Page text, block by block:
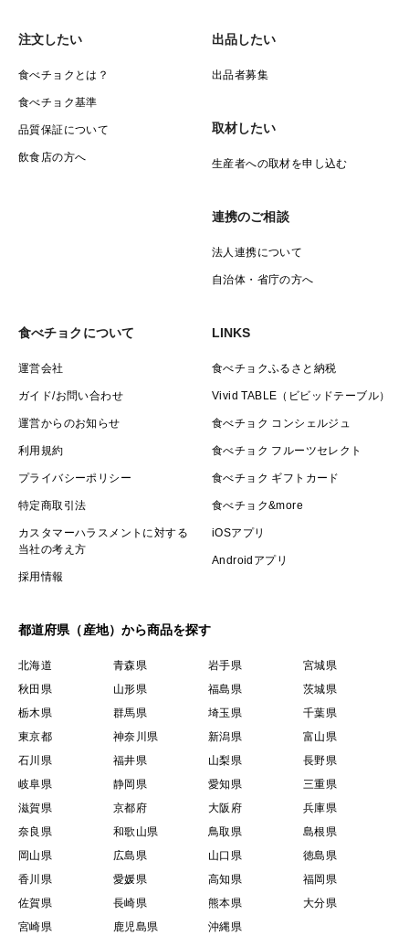
注文したい
食べチョクとは？
食べチョク基準
品質保証について
飲食店の方へ
出品したい
出品者募集
取材したい
生産者への取材を申し込む
連携のご相談
法人連携について
自治体・省庁の方へ
食べチョクについて
運営会社
ガイド/お問い合わせ
運営からのお知らせ
利用規約
プライバシーポリシー
特定商取引法
カスタマーハラスメントに対する
当社の考え方
採用情報
LINKS
食べチョクふるさと納税
Vivid TABLE（ビビッドテーブル）
食べチョク コンシェルジュ
食べチョク フルーツセレクト
食べチョク ギフトカード
食べチョク&more
iOSアプリ
Androidアプリ
都道府県（産地）から商品を探す
北海道 青森県 岩手県
宮城県
秋田県
山形県 福島県
茨城県
栃木県
群馬県 埼玉県
千葉県
東京都
神奈川県 新潟県
富山県
石川県
福井県 山梨県
長野県
岐阜県
静岡県 愛知県
三重県
滋賀県
京都府 大阪府
兵庫県
奈良県
和歌山県 鳥取県
島根県
岡山県
広島県 山口県
徳島県
香川県
愛媛県 高知県
福岡県
佐賀県
長崎県 熊本県
大分県
宮崎県
鹿児島県 沖縄県